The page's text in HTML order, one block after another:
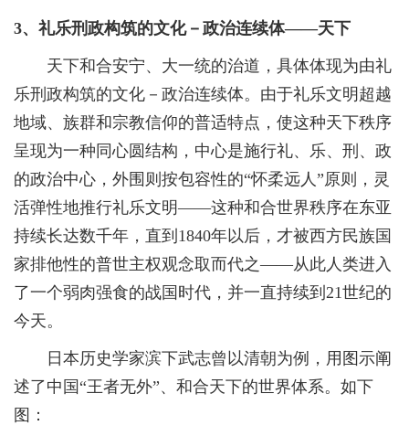
3、礼乐刑政构筑的文化－政治连续体——天下
天下和合安宁、大一统的治道，具体体现为由礼
乐刑政构筑的文化－政治连续体。由于礼乐文明超越
地域、族群和宗教信仰的普适特点，使这种天下秩序
呈现为一种同心圆结构，中心是施行礼、乐、刑、政
的政治中心，外围则按包容性的“怀柔远人”原则，灵
活弹性地推行礼乐文明——这种和合世界秩序在东亚
持续长达数千年，直到1840年以后，才被西方民族国
家排他性的普世主权观念取而代之——从此人类进入
了一个弱肉强食的战国时代，并一直持续到21世纪的
今天。
日本历史学家滨下武志曾以清朝为例，用图示阐
述了中国“王者无外”、和合天下的世界体系。如下
图：